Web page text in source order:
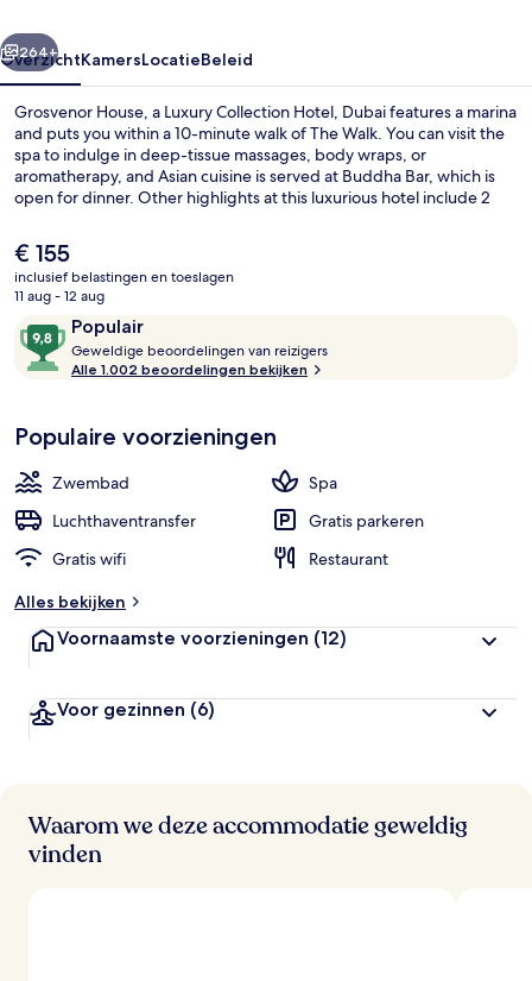
Dubai
Volgende
264+
OverzichtKamersLocatieBeleid
Grosvenor House, a Luxury Collection Hotel, Dubai features a marina
and puts you within a 10-minute walk of The Walk. You can visit the
spa to indulge in deep-tissue massages, body wraps, or
aromatherapy, and Asian cuisine is served at Buddha Bar, which is
open for dinner. Other highlights at this luxurious hotel include 2
travelers love the helpful staff. Public transportation is just a short
walk: Dubai Marina Metro Station is 9 minutes and Mina Seyahi Tram
Stop is 12 minutes.
De
huidige
prijs
€ 155
€ 155
inclusief belastingen en toeslagen
11 aug - 12 aug
Beoordelingen
Populair
9,8
van
10,
Geweldige beoordelingen van reizigers
i
e
b
o
r
n
Alle 1.002 beoordelingen bekijken
Populaire voorzieningen
Zwembad
Spa
Luchthaventransfer
Gratis parkeren
Gratis wifi
Restaurant
Alles bekijken
Voornaamste voorzieningen (12)
Voor gezinnen (6)
Waarom we deze accommodatie geweldig
vinden